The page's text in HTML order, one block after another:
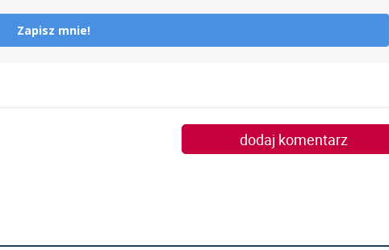
Zapisz mnie!
dodaj komentarz